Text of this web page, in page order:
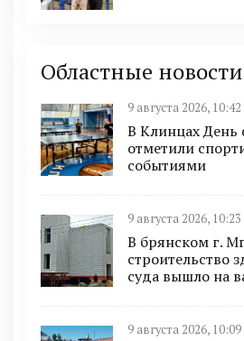
Областные новости
9 августа 2026, 10:42
В Клинцах День
отметили
событиями
9 августа 2026, 10:23
В брянском г.
строительство
суда вышло на
9 августа 2026, 10:09